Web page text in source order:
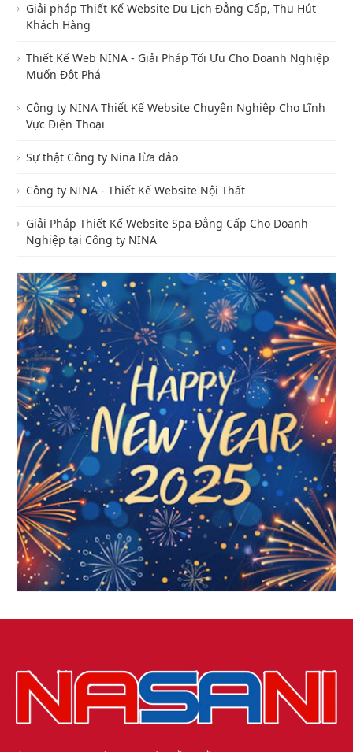
Giải pháp Thiết Kế Website Du Lịch Đẳng Cấp, Thu Hút
Khách Hàng
Thiết Kế Web NINA - Giải Pháp Tối Ưu Cho Doanh Nghiệp
Muốn Đột Phá
Công ty NINA Thiết Kế Website Chuyên Nghiệp Cho Lĩnh
Vực Điện Thoại
Sự thật Công ty Nina lừa đảo
Công ty NINA - Thiết Kế Website Nội Thất
Giải Pháp Thiết Kế Website Spa Đẳng Cấp Cho Doanh
Nghiệp tại Công ty NINA